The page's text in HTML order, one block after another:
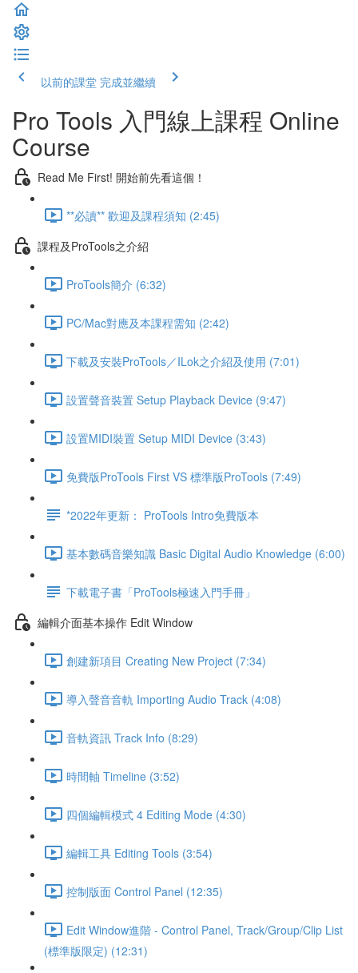
以前的課堂 完成並繼續
Pro Tools 入門線上課程 Online
Course
Read Me First! 開始前先看這個！
**必讀** 歡迎及課程須知 (2:45)
課程及ProTools之介紹
ProTools簡介 (6:32)
PC/Mac對應及本課程需知 (2:42)
下載及安裝ProTools／ILok之介紹及使用 (7:01)
設置聲音裝置 Setup Playback Device (9:47)
設置MIDI裝置 Setup MIDI Device (3:43)
免費版ProTools First VS 標準版ProTools (7:49)
*2022年更新： ProTools Intro免費版本
基本數碼音樂知識 Basic Digital Audio Knowledge (6:00)
下載電子書「ProTools極速入門手冊」
編輯介面基本操作 Edit Window
創建新項目 Creating New Project (7:34)
導入聲音音軌 Importing Audio Track (4:08)
音軌資訊 Track Info (8:29)
時間軸 Timeline (3:52)
四個編輯模式 4 Editing Mode (4:30)
編輯工具 Editing Tools (3:54)
控制版面 Control Panel (12:35)
Edit Window進階 - Control Panel, Track/Group/Clip List
(標準版限定) (12:31)